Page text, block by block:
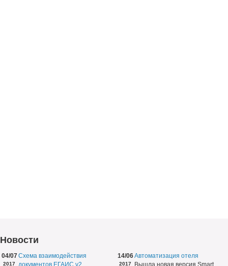
Новости
04/07
2017
Схема взаимодействия
документов ЕГАИС v2
14/06
2017
Автоматизация отеля
Вышла новая версия Smart